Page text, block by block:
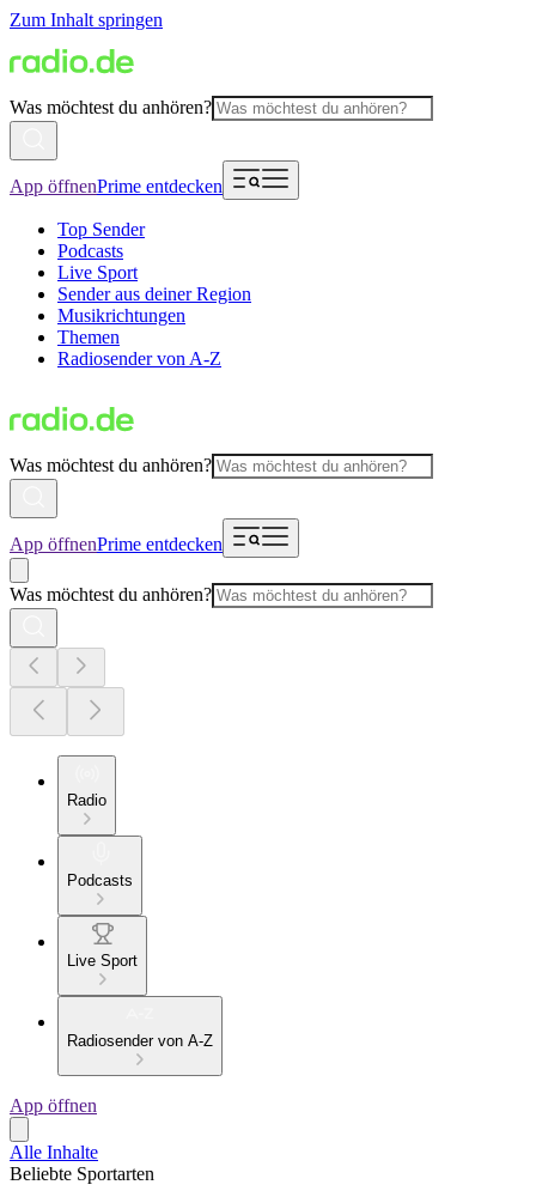
Zum Inhalt springen
Was möchtest du anhören?
App öffnenPrime entdecken
Top Sender
Podcasts
Live Sport
Sender aus deiner Region
Musikrichtungen
Themen
Radiosender von A-Z
Was möchtest du anhören?
App öffnenPrime entdecken
Was möchtest du anhören?
Radio
Podcasts
Live Sport
Radiosender von A-Z
App öffnen
Alle Inhalte
Beliebte Sportarten